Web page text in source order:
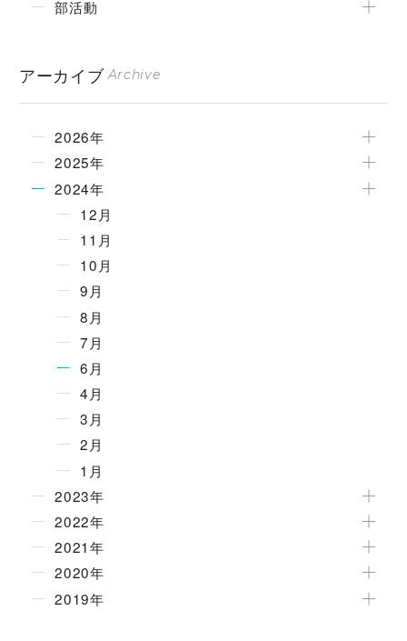
部活動
アーカイブ Archive
2026年
2025年
2024年
12月
11月
10月
9月
8月
7月
6月
4月
3月
2月
1月
2023年
2022年
2021年
2020年
2019年